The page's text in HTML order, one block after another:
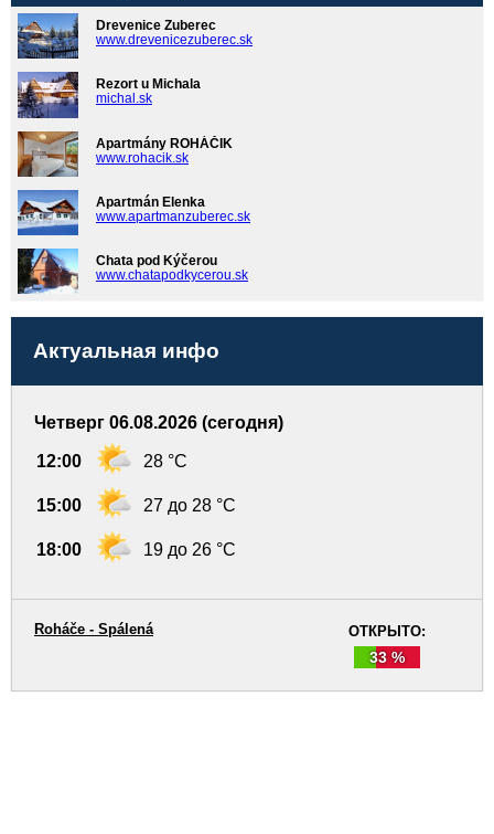
Drevenice Zuberec
www.drevenicezuberec.sk
Rezort u Michala
michal.sk
Apartmány ROHÁČIK
www.rohacik.sk
Apartmán Elenka
www.apartmanzuberec.sk
Chata pod Kýčerou
www.chatapodkycerou.sk
Актуальная инфо
Четверг 06.08.2026 (сегодня)
12:00 28 °C
15:00 27 до 28 °C
18:00 19 до 26 °C
ОТКРЫТО:
33 %
Roháče - Spálená